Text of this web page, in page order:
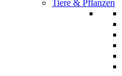
Tiere & Pflanzen